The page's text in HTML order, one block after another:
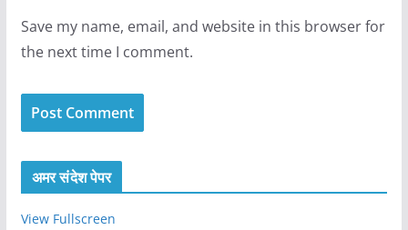
Save my name, email, and website in this browser for
the next time I comment.
अमर संदेश पेपर
View Fullscreen